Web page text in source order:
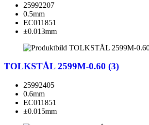
25992207
0.5mm
EC011851
±0.013mm
TOLKSTÅL 2599M-0.60 (3)
25992405
0.6mm
EC011851
±0.015mm